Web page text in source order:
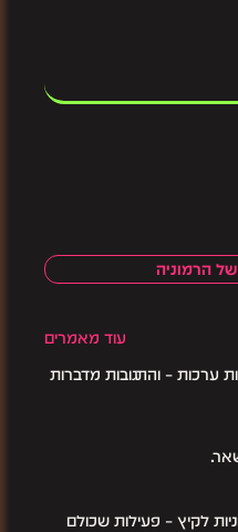
הרמוניה
עוד מאמרים
ערכות – והתגובות מדברות
לקיץ – פעילות שכולם